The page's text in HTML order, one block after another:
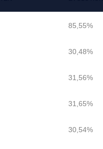
85,55%
30,48%
31,56%
31,65%
30,54%